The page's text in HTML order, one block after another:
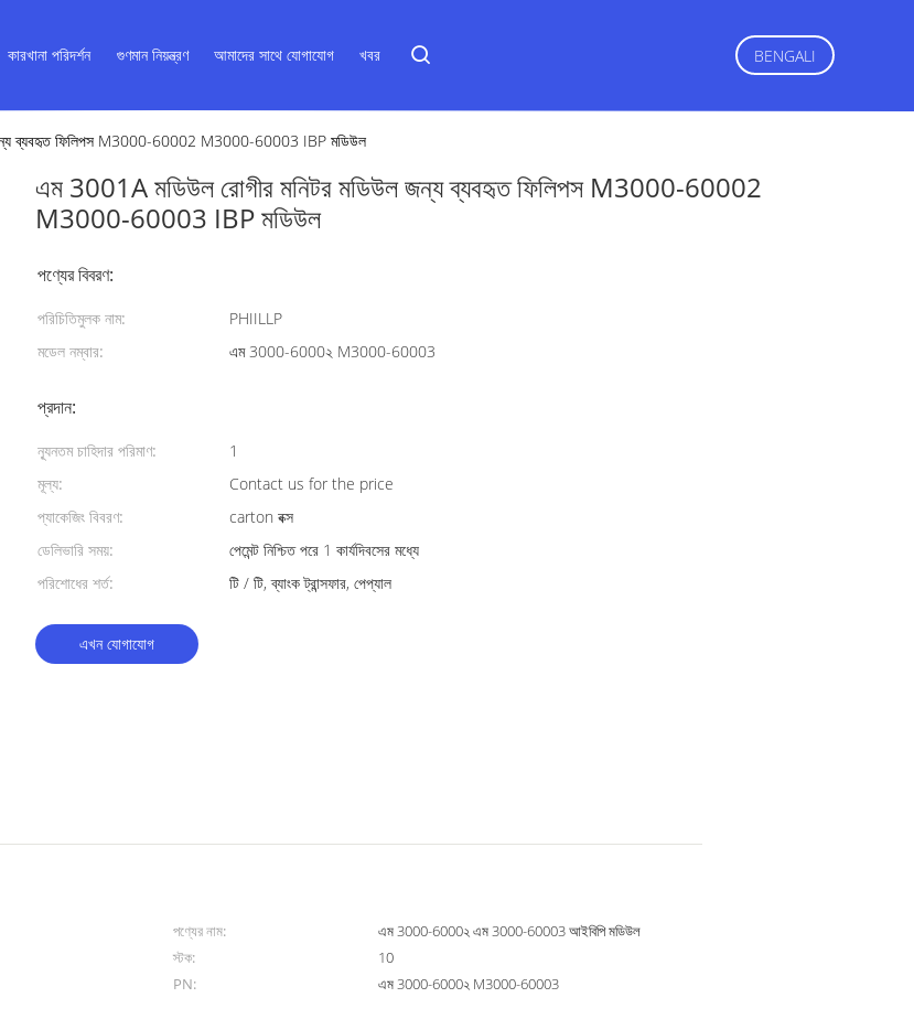
কারখানা পরিদর্শন গুণমান নিয়ন্ত্রণ আমাদের সাথে যোগাযোগ খবর BENGALI
ব্যবহৃত ফিলিপস M3000-60002 M3000-60003 IBP মডিউল
এম 3001A মডিউল রোগীর মনিটর মডিউল জন্য ব্যবহৃত ফিলিপস M3000-60002
M3000-60003 IBP মডিউল
পণ্যের বিবরণ:
পরিচিতিমুলক নাম:
PHIILLP
মডেল নম্বার:
এম 3000-6000২ M3000-60003
প্রদান:
ন্যূনতম চাহিদার পরিমাণ:
1
মূল্য:
Contact us for the price
প্যাকেজিং বিবরণ:
carton বক্স
ডেলিভারি সময়:
পেমেন্ট নিশ্চিত পরে 1 কার্যদিবসের মধ্যে
পরিশোধের শর্ত:
টি / টি, ব্যাংক ট্রান্সফার, পেপ্যাল
এখন যোগাযোগ
পণ্যের নাম:
এম 3000-6000২ এম 3000-60003 আইবিপি মডিউল
স্টক:
10
PN:
এম 3000-6000২ M3000-60003